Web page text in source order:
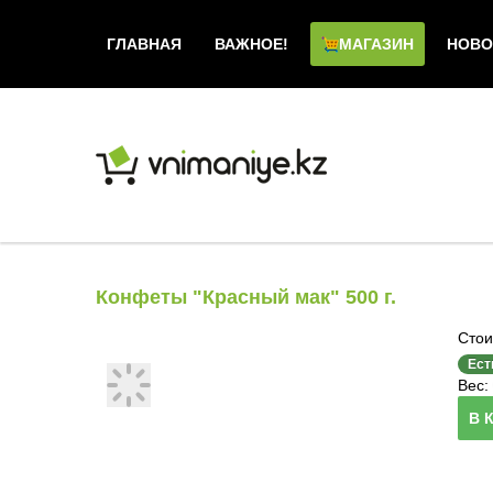
ГЛАВНАЯ ВАЖНОЕ! МАГАЗИН
Конфеты "Красный мак" 500 г.
Вес:
В